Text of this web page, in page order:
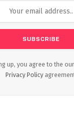
up, you agree to the
Privacy Policy